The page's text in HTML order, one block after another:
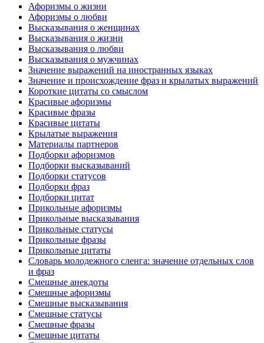
Афоризмы о жизни
Афоризмы о любви
Высказывания о женщинах
Высказывания о жизни
Высказывания о любви
Высказывания о мужчинах
Значение выражений на иностранных языках
Значение и происхождение фраз и крылатых выражений
Короткие цитаты со смыслом
Красивые афоризмы
Красивые фразы
Красивые цитаты
Крылатые выражения
Материалы партнеров
Подборки афоризмов
Подборки высказываний
Подборки статусов
Подборки фраз
Подборки цитат
Прикольные афоризмы
Прикольные высказывания
Прикольные статусы
Прикольные фразы
Прикольные цитаты
Словарь молодежного сленга: значение отдельных слов
и фраз
Смешные анекдоты
Смешные афоризмы
Смешные высказывания
Смешные статусы
Смешные фразы
Смешные цитаты